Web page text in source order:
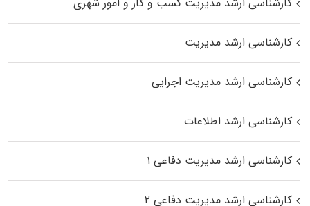
کارشناسی ارشد مدیریت
کارشناسی ارشد مدیریت اجرایی
کارشناسی ارشد اطلاعات
کارشناسی ارشد مدیریت دفاعی ۱
کارشناسی ارشد مدیریت دفاعی ۲